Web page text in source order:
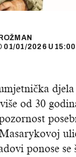
01/01/2026 U 15:00
djela
od 30
ponose se